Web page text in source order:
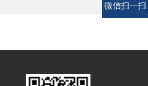
微信扫一扫